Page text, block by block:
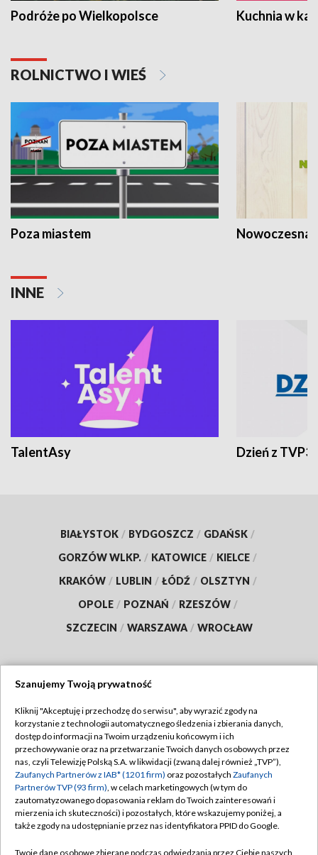
Podróże po Wielkopolsce Kuchnia w
ROLNICTWO I WIEŚ
Poza miastem Nowoczesna
INNE
TalentAsy Dzień z TVP3
BIAŁYSTOK / BYDGOSZCZ / GDAŃSK /
GORZÓW WLKP. / KATOWICE / KIELCE /
KRAKÓW / LUBLIN / ŁÓDŹ / OLSZTYN /
OPOLE / POZNAŃ / RZESZÓW /
SZCZECIN / WARSZAWA / WROCŁAW
TVP
Abonament TVP
Emisja w TVP
Centrum informacji TVP
Naziemna Telewizja Cyfrowa
Regulamin TVP
Polityka prywatności
Moje zgody
Pomoc
Szanujemy Twoją prywatność
Kliknij "Akceptuję i przechodzę do serwisu", aby wyrazić zgody na
korzystanie z technologii automatycznego śledzenia i zbierania danych,
dostęp do informacji na Twoim urządzeniu końcowym i ich
przechowywanie oraz na przetwarzanie Twoich danych osobowych przez
nas, czyli Telewizję Polską S.A. w likwidacji (zwaną dalej również „TVP”),
Zaufanych Partnerów z IAB* (1201 firm) oraz pozostałych Zaufanych
Partnerów TVP (93 firm), w celach marketingowych (w tym do
zautomatyzowanego dopasowania reklam do Twoich zainteresowań i
mierzenia ich skuteczności) i pozostałych, które wskazujemy poniżej, a
także zgody na udostępnianie przez nas identyfikatora PPID do Google.
Twoje dane osobowe zbierane podczas odwiedzania przez Ciebie naszych